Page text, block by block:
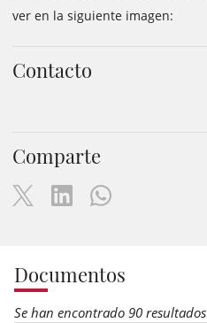
ver en la siguiente imagen:
Contacto
Comparte
Documentos
Se han encontrado 90 resultados